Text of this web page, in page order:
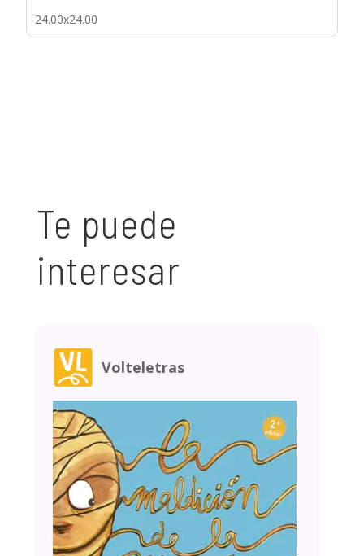
24.00x24.00
Te puede
interesar
Volteletras